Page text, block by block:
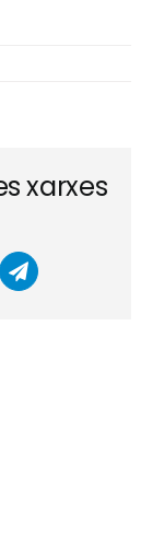
xarxes
Telegram